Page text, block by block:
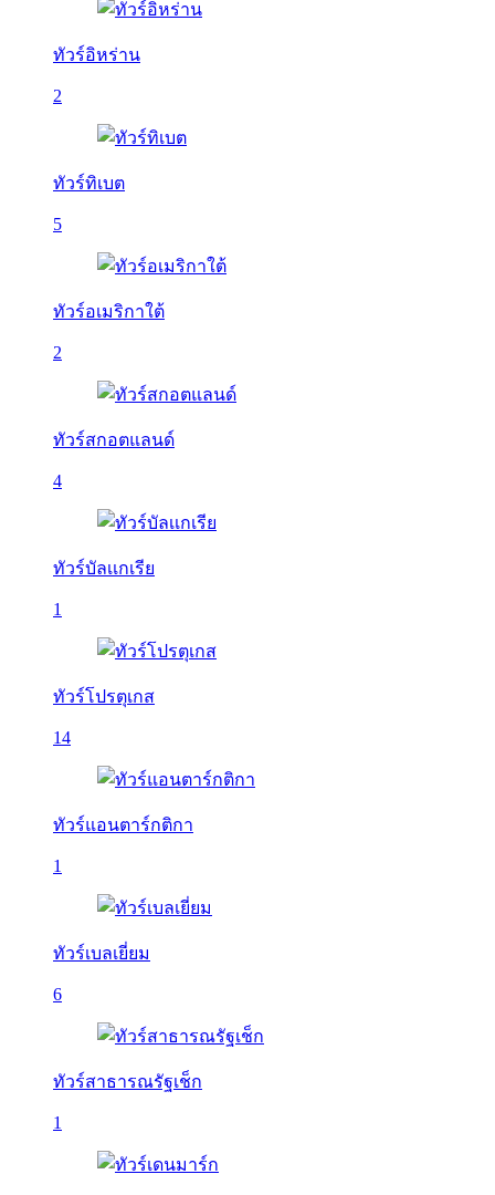
ทัวร์อิหร่าน
2
ทัวร์ทิเบต
5
ทัวร์อเมริกาใต้
2
ทัวร์สกอตแลนด์
4
ทัวร์บัลเเกเรีย
1
ทัวร์โปรตุเกส
14
ทัวร์แอนตาร์กติกา
1
ทัวร์เบลเยี่ยม
6
ทัวร์สาธารณรัฐเช็ก
1